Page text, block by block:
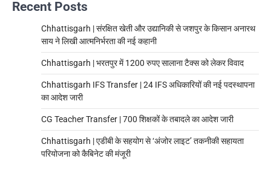
Recent Posts
Chhattisgarh | संरक्षित खेती और उद्यानिकी से जशपुर के किसान अनारथ
साय ने लिखी आत्मनिर्भरता की नई कहानी
Chhattisgarh | भरतपुर में 1200 रुपए सालाना टैक्स को लेकर विवाद
Chhattisgarh IFS Transfer | 24 IFS अधिकारियों की नई पदस्थापना
का आदेश जारी
CG Teacher Transfer | 700 शिक्षकों के तबादले का आदेश जारी
Chhattisgarh | एडीबी के सहयोग से ‘अंजोर लाइट’ तकनीकी सहायता
परियोजना को कैबिनेट की मंजूरी